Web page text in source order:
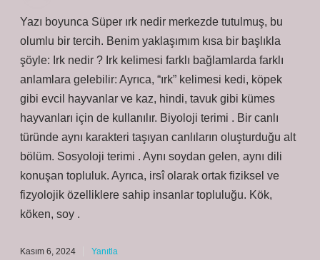
Yazı boyunca Süper ırk nedir merkezde tutulmuş, bu
olumlu bir tercih. Benim yaklaşımım kısa bir başlıkla
şöyle: Irk nedir ? Irk kelimesi farklı bağlamlarda farklı
anlamlara gelebilir: Ayrıca, “ırk” kelimesi kedi, köpek
gibi evcil hayvanlar ve kaz, hindi, tavuk gibi kümes
hayvanları için de kullanılır. Biyoloji terimi . Bir canlı
türünde aynı karakteri taşıyan canlıların oluşturduğu alt
bölüm. Sosyoloji terimi . Aynı soydan gelen, aynı dili
konuşan topluluk. Ayrıca, irsî olarak ortak fiziksel ve
fizyolojik özelliklere sahip insanlar topluluğu. Kök,
köken, soy .
Kasım 6, 2024 Yanıtla